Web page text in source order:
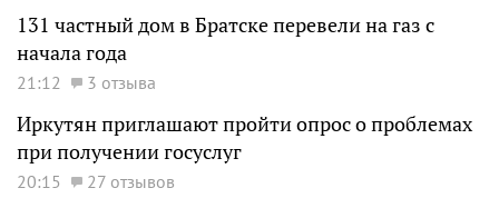
131 частный дом в Братске перевели на газ с
начала года
21:12 3 отзыва
Иркутян приглашают пройти опрос о проблемах
при получении госуслуг
20:15 27 отзывов